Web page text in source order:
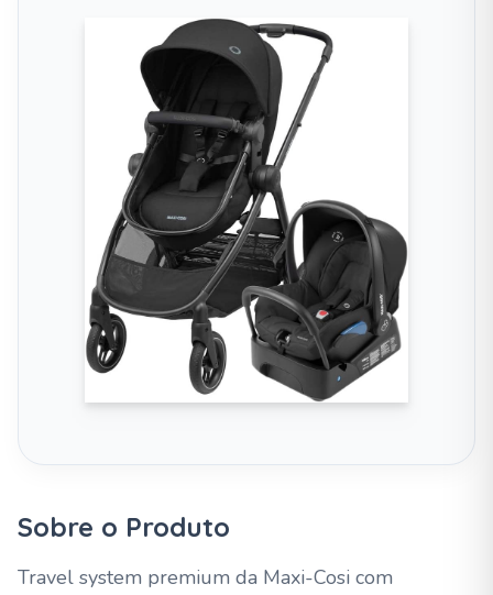
Sobre o Produto
Travel system premium da Maxi-Cosi com